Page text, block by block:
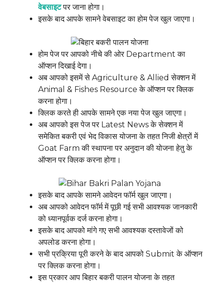
वेबसाइटपर जाना होगा।
इसके बाद आपके सामने वेबसाइट का होम पेज खुल जाएगा।
होम पेज पर आपको नीचे की ओर Department का
ऑप्शन दिखाई देगा।
अब आपको इसमें से Agriculture & Allied सेक्शन में
Animal & Fishes Resource के ऑप्शन पर क्लिक
करना होगा।
क्लिक करते ही आपके सामने एक नया पेज खुल जाएगा।
अब आपको इस पेज पर Latest News के सेक्शन में
समेकित बकरी एवं भेद विकास योजना के तहत निजी क्षेत्रों में
Goat Farm की स्थापना पर अनुदान की योजना हेतु के
ऑप्शन पर क्लिक करना होगा।
इसके बाद आपके सामने आवेदन फॉर्म खुल जाएगा।
अब आपको आवेदन फॉर्म में पूछी गई सभी आवश्यक जानकारी
को ध्यानपूर्वक दर्ज करना होगा।
इसके बाद आपको मांगे गए सभी आवश्यक दस्तावेजों को
अपलोड करना होगा।
सभी प्रक्रिया पूरी करने के बाद आपको Submit के ऑप्शन
पर क्लिक करना होगा।
इस प्रकार आप बिहार बकरी पालन योजना के तहत